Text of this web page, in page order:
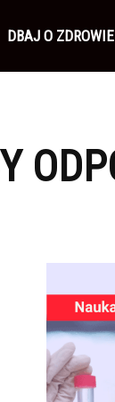
DBAJ O ZDROWIE